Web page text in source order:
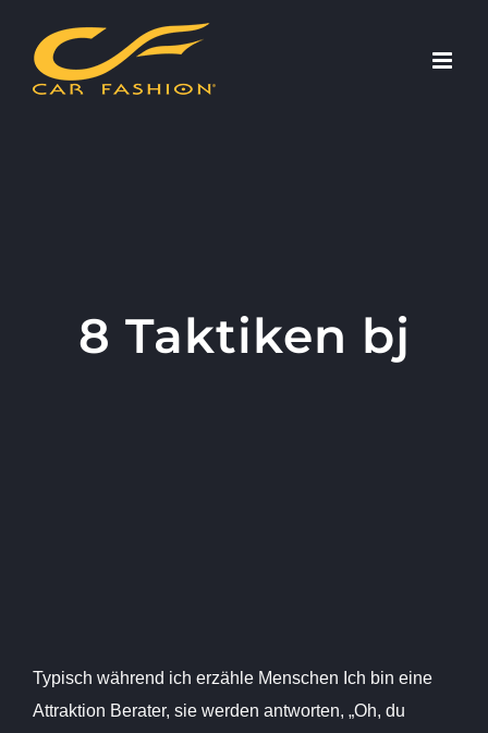
content
8 Taktiken bj
Typisch während ich erzähle Menschen Ich bin eine
Attraktion Berater, sie werden antworten, „Oh, du